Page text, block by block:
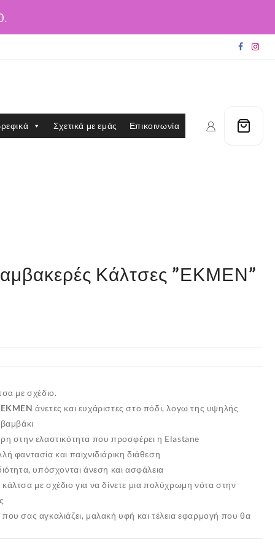
Σχετικά με εμάς Επικοινωνία
Κάλτσες ”ΕΚΜΕΝ”
με σχέδιο.
EKMEN άνετες και ευχάριστες στο πόδι, λογω της υψηλής
στην ελαστικότητα που προσφέρει η Elastane
φαντασία και παιχνιδιάρικη διάθεση
υπόσχονται άνεση και ασφάλεια
με σχέδιο για να δίνετε μια πολύχρωμη νότα στην
σας αγκαλιάζει, μαλακή υφή και τέλεια εφαρμογή που θα